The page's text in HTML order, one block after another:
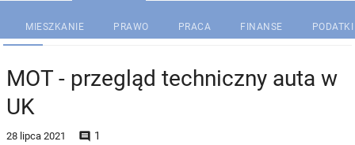
MIESZKANIE PRAWO PRACA FINANSE PODATKI
MOT - przegląd techniczny auta w
UK
28 lipca 2021  1